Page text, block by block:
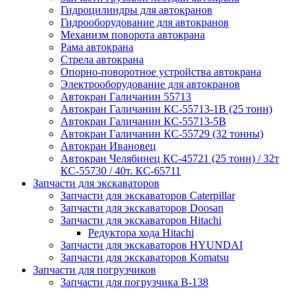
Гидроцилиндры для автокранов
Гидрооборудование для автокранов
Механизм поворота автокрана
Рама автокрана
Стрела автокрана
Опорно-поворотное устройства автокрана
Электрооборудование для автокранов
Автокран Галичанин 55713
Автокран Галичанин КС-55713-1В (25 тонн)
Автокран Галичанин КС-55713-5В
Автокран Галичанин КС-55729 (32 тонны)
Автокран Ивановец
Автокран Челябинец КС-45721 (25 тонн) / 32т
КС-55730 / 40т. КС-65711
Запчасти для экскаваторов
Запчасти для экскаваторов Caterpillar
Запчасти для экскаваторов Doosan
Запчасти для экскаваторов Hitachi
Редуктора хода Hitachi
Запчасти для экскаваторов HYUNDAI
Запчасти для экскаваторов Komatsu
Запчасти для погрузчиков
Запчасти для погрузчика B-138